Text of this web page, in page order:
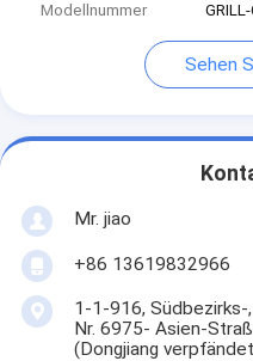
Modellnummer
GRILL-
Sehen
Mr. jiao
+86 13619832966
1-1-916,
Nr. 6975- Asien-
(Dongjiang